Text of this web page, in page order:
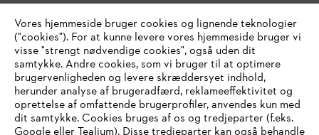
Vores hjemmeside bruger cookies og lignende teknologier
("cookies"). For at kunne levere vores hjemmeside bruger vi
visse "strengt nødvendige cookies", også uden dit
samtykke. Andre cookies, som vi bruger til at optimere
brugervenligheden og levere skræddersyet indhold,
herunder analyse af brugeradfærd, reklameeffektivitet og
oprettelse af omfattende brugerprofiler, anvendes kun med
dit samtykke. Cookies bruges af os og tredjeparter (f.eks.